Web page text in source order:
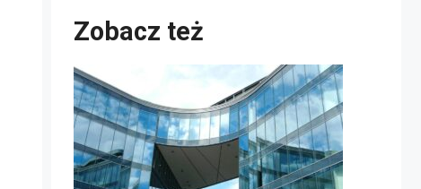
Zobacz też